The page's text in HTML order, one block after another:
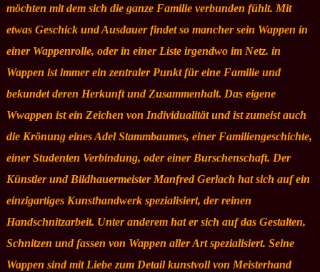
möchten mit dem sich die ganze Familie verbunden fühlt. Mit
etwas Geschick und Ausdauer findet so mancher sein Wappen in
einer Wappenrolle, oder in einer Liste irgendwo im Netz. in
Wappen ist immer ein zentraler Punkt für eine Familie und
bekundet deren Herkunft und Zusammenhalt. Das eigene
Wwappen ist ein Zeichen von Individualität und ist zumeist auch
die Krönung eines Adel Stammbaumes, einer Familiengeschichte,
einer Studenten Verbindung, oder einer Burschenschaft. Der
Künstler und Bildhauermeister Manfred Gerlach hat sich auf ein
einzigartiges Kunsthandwerk spezialisiert, der reinen
Handschnitzarbeit. Unter anderem hat er sich auf das Gestalten,
Schnitzen und fassen von Wappen aller Art spezialisiert. Seine
Wappen sind mit Liebe zum Detail kunstvoll von Meisterhand